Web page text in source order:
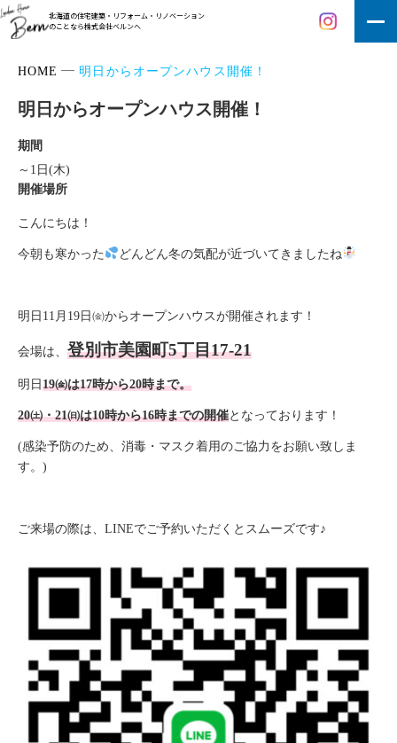
北海道の住宅建築・リフォーム・リノベーション
のことなら株式会社ベルンへ
HOME 明日からオープンハウス開催！
明日からオープンハウス開催！
期間
～1日(木)
開催場所
こんにちは！
今朝も寒かった どんどん冬の気配が近づいてきましたね
明日11月19日㈮からオープンハウスが開催されます！
会場は、 登別市美園町5丁目17-21
明日 19㈮は17時から20時まで。
20㈯・21㈰は10時から16時までの開催となっております！
(感染予防のため、消毒・マスク着用のご協力をお願い致しま
す。)
ご来場の際は、LINEでご予約いただくとスムーズです♪